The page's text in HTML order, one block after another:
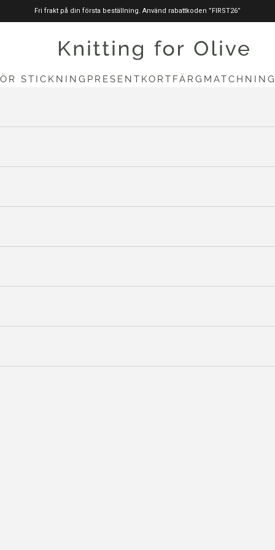
Fri frakt på din första beställning. Använd rabattkoden ”FIRST26”
stickningförolive.com
STICKNING PRESENTKORT